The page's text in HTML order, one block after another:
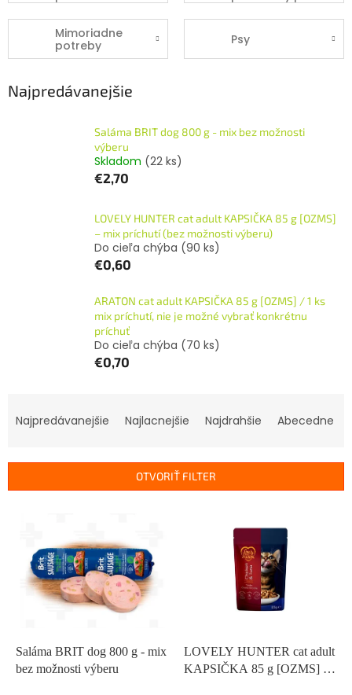
Mačacie Šťastie
OZ Mačacie
šťastie
Mimoriadne
potreby
Psy
Najpredávanejšie
Saláma BRIT dog 800 g - mix bez možnosti
výberu
Skladom (22 ks)
€2,70
LOVELY HUNTER cat adult KAPSIČKA 85 g [OZMS]
– mix príchutí (bez možnosti výberu)
Do cieľa chýba (90 ks)
€0,60
ARATON cat adult KAPSIČKA 85 g [OZMS] / 1 ks
mix príchutí, nie je možné vybrať konkrétnu
príchuť
Do cieľa chýba (70 ks)
€0,70
i
Najpredávanejšie Najlacnejšie Najdrahšie Abecedne
OTVORIŤ FILTER
Saláma BRIT dog 800 g - mix
bez možnosti výberu
LOVELY HUNTER cat adult
KAPSIČKA 85 g [OZMS] –